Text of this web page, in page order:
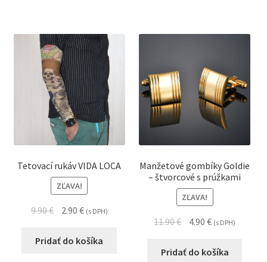
Tetovací rukáv VIDA LOCA
ZĽAVA!
9.90€ 2.90 € (s DPH)
Pridať do košíka
Manžetové gombíky Goldie
– štvorcové s prúžkami
ZĽAVA!
11.90€ 4.90€ (s DPH)
Pridať do košíka